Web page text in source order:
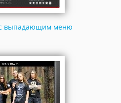
выпадающим меню